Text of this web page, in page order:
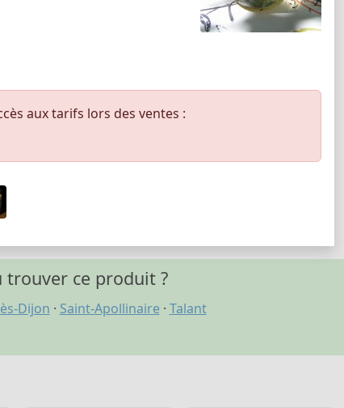
aux tarifs lors des ventes :
trouver ce produit ?
Dijon · Saint-Apollinaire · Talant